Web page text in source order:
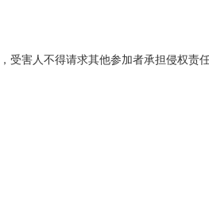
害人不得请求其他参加者承担侵权责